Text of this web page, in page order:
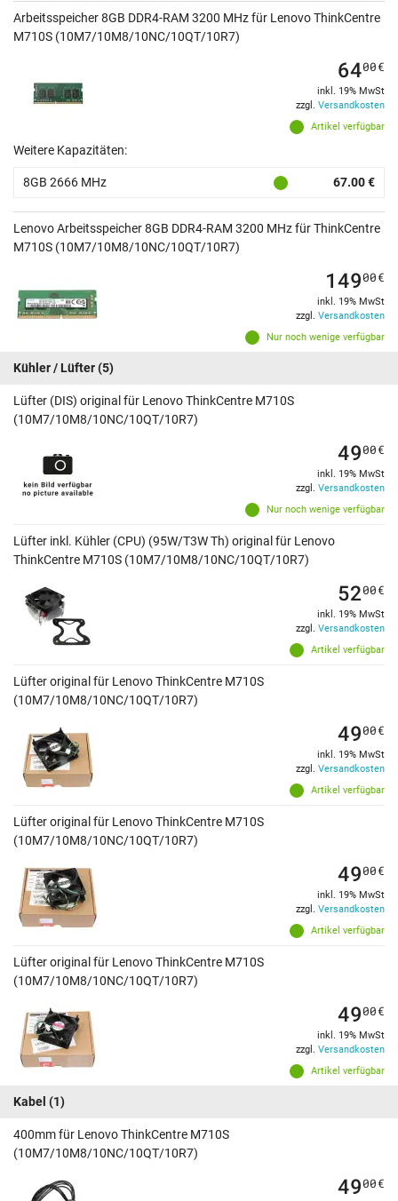
Arbeitsspeicher 8GB DDR4-RAM 3200 MHz für Lenovo ThinkCentre
M710S (10M7/10M8/10NC/10QT/10R7)
Artikel verfügbar
6400€
inkl. 19% MwSt
zzgl. Versandkosten
Weitere Kapazitäten:
8GB 2666 MHz 67.00 €
Lenovo Arbeitsspeicher 8GB DDR4-RAM 3200 MHz für ThinkCentre
M710S (10M7/10M8/10NC/10QT/10R7)
Nur noch wenige verfügbar
14900€
inkl. 19% MwSt
zzgl. Versandkosten
Kühler / Lüfter(5)
Lüfter (DIS) original für Lenovo ThinkCentre M710S
(10M7/10M8/10NC/10QT/10R7)
Nur noch wenige verfügbar
4900€
inkl. 19% MwSt
zzgl. Versandkosten
Lüfter inkl. Kühler (CPU) (95W/T3W Th) original für Lenovo
ThinkCentre M710S (10M7/10M8/10NC/10QT/10R7)
Artikel verfügbar
5200€
inkl. 19% MwSt
zzgl. Versandkosten
Lüfter original für Lenovo ThinkCentre M710S
(10M7/10M8/10NC/10QT/10R7)
Artikel verfügbar
4900€
inkl. 19% MwSt
zzgl. Versandkosten
Lüfter original für Lenovo ThinkCentre M710S
(10M7/10M8/10NC/10QT/10R7)
Artikel verfügbar
4900€
inkl. 19% MwSt
zzgl. Versandkosten
Lüfter original für Lenovo ThinkCentre M710S
(10M7/10M8/10NC/10QT/10R7)
Artikel verfügbar
4900€
inkl. 19% MwSt
zzgl. Versandkosten
Kabel (1)
400mm für Lenovo ThinkCentre M710S
(10M7/10M8/10NC/10QT/10R7)
4900€